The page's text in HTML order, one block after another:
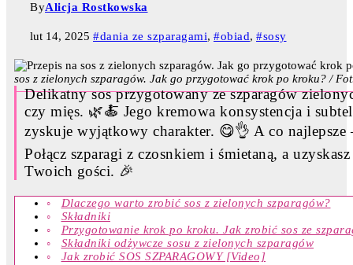
ByAlicja Rostkowska
lut 14, 2025 #dania ze szparagami, #obiad, #sosy
sos z zielonych szparagów. Jak go przygotować krok po kroku? /
Delikatny sos przygotowany ze szparagów
czy mięs. 🌿🍝 Jego kremowa konsystencja i
zyskuje wyjątkowy charakter. 😋👌 A co
Połącz szparagi z czosnkiem i śmietaną, a
Twoich gości. 🎉
Dlaczego warto zrobić sos z zielonych szparagów?
Składniki
Przygotowanie krok po kroku. Jak zrobić sos ze
Składniki odżywcze sosu z zielonych szparagów
Jak zrobić SOS SZPARAGOWY [Video]